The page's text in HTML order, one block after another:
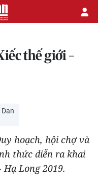
thế giới -
hoạch, hội chợ và
thức diễn ra khai
Long 2019.